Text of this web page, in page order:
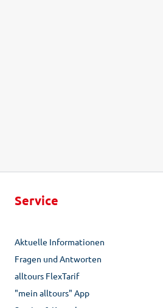
Service
Aktuelle Informationen
Fragen und Antworten
alltours FlexTarif
"mein alltours" App